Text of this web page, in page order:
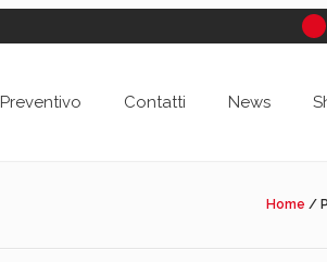
Preventivo Contatti News
Home /